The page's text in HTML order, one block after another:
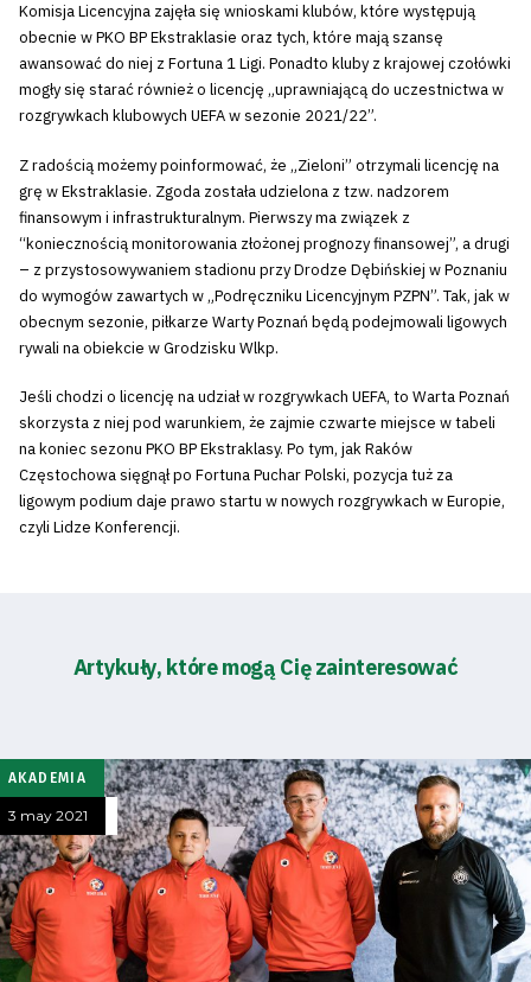
Komisja Licencyjna zajęła się wnioskami klubów, które występują
obecnie w PKO BP Ekstraklasie oraz tych, które mają szansę
awansować do niej z Fortuna 1 Ligi. Ponadto kluby z krajowej czołówki
mogły się starać również o licencję „uprawniającą do uczestnictwa w
rozgrywkach klubowych UEFA w sezonie 2021/22”.
Z radością możemy poinformować, że „Zieloni” otrzymali licencję na
grę w Ekstraklasie. Zgoda została udzielona z tzw. nadzorem
finansowym i infrastrukturalnym. Pierwszy ma związek z
“koniecznością monitorowania złożonej prognozy finansowej”, a drugi
– z przystosowywaniem stadionu przy Drodze Dębińskiej w Poznaniu
do wymogów zawartych w „Podręczniku Licencyjnym PZPN”. Tak, jak w
obecnym sezonie, piłkarze Warty Poznań będą podejmowali ligowych
rywali na obiekcie w Grodzisku Wlkp.
Jeśli chodzi o licencję na udział w rozgrywkach UEFA, to Warta Poznań
skorzysta z niej pod warunkiem, że zajmie czwarte miejsce w tabeli
na koniec sezonu PKO BP Ekstraklasy. Po tym, jak Raków
Częstochowa sięgnął po Fortuna Puchar Polski, pozycja tuż za
ligowym podium daje prawo startu w nowych rozgrywkach w Europie,
czyli Lidze Konferencji.
Artykuły, które mogą Cię zainteresować
AKADEMIA
3 may 2021